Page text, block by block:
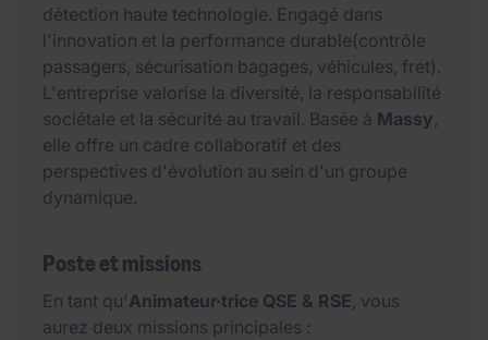
détection haute technologie. Engagé dans
l'innovation et la performance durable(contrôle
passagers, sécurisation bagages, véhicules, fret).
L'entreprise valorise la diversité, la responsabilité
sociétale et la sécurité au travail. Basée à Massy,
elle offre un cadre collaboratif et des
perspectives d'évolution au sein d'un groupe
dynamique.
Poste et missions
En tant qu'Animateur·trice QSE & RSE, vous
aurez deux missions principales :